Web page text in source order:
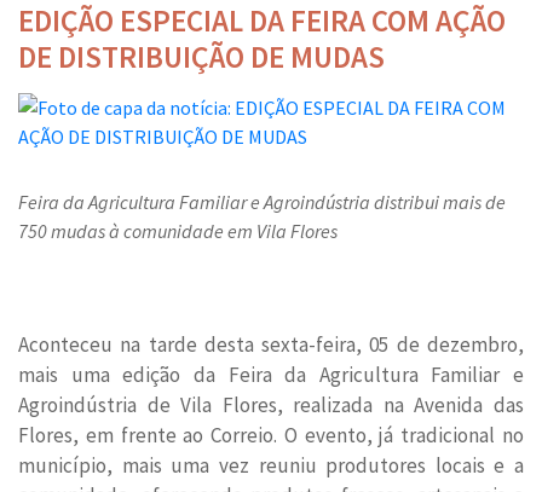
EDIÇÃO ESPECIAL DA FEIRA COM AÇÃO
DE DISTRIBUIÇÃO DE MUDAS
Feira da Agricultura Familiar e Agroindústria distribui mais de
750 mudas à comunidade em Vila Flores
Aconteceu na tarde desta sexta-feira, 05 de dezembro,
mais uma edição da Feira da Agricultura Familiar e
Agroindústria de Vila Flores, realizada na Avenida das
Flores, em frente ao Correio. O evento, já tradicional no
município, mais uma vez reuniu produtores locais e a